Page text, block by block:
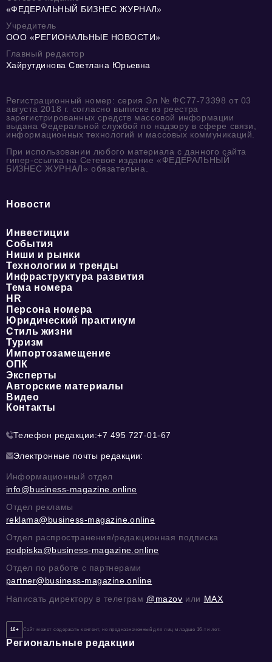
«ФЕДЕРАЛЬНЫЙ БИЗНЕС ЖУРНАЛ»
Учредитель
ООО «РЕГИОНАЛЬНЫЕ НОВОСТИ»
Главный редактор
Хайрутдинова Светлана Юрьевна
Регистрационный номер: серия Эл № ФС77-73398 от 03
августа 2018 г. согласно выписке из реестра
зарегистрированных средств массовой информации
выдана Федеральной службой по надзору в сфере связи,
информационных технологий и массовых коммуникаций.
При использовании любого материала с данного сайта
гипер-ссылка на Сетевое издание «ФЕДЕРАЛЬНЫЙ
БИЗНЕС ЖУРНАЛ» обязательна.
Новости
Инвестиции
События
Ниши и рынки
Технологии и тренды
Инфраструктура развития
Тема номера
HR
Персона номера
Юридический практикум
Стиль жизни
Туризм
Импортозамещение
ОПК
Эксперты
Авторские материалы
Видео
Контакты
Телефон редакции:+7 495 727-01-67
Электронные почты редакции:
Информационный отдел
info@business-magazine.online
Отдел рекламы
reklama@business-magazine.online
Отдел распространения/редакционная подписка
podpiska@business-magazine.online
Отдел по работе с партнерами
partner@business-magazine.online
Написать директору в телеграм @mazov или MAX
16+ Сайт может содержать контент, не предназначенный для лиц младше 16-ти лет.
Региональные редакции